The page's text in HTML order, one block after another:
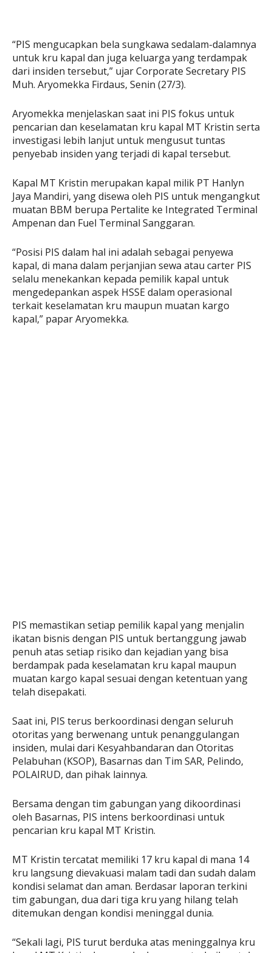
“PIS mengucapkan bela sungkawa sedalam-dalamnya
untuk kru kapal dan juga keluarga yang terdampak
dari insiden tersebut,” ujar Corporate Secretary PIS
Muh. Aryomekka Firdaus, Senin (27/3).
Aryomekka menjelaskan saat ini PIS fokus untuk
pencarian dan keselamatan kru kapal MT Kristin serta
investigasi lebih lanjut untuk mengusut tuntas
penyebab insiden yang terjadi di kapal tersebut.
Kapal MT Kristin merupakan kapal milik PT Hanlyn
Jaya Mandiri, yang disewa oleh PIS untuk mengangkut
muatan BBM berupa Pertalite ke Integrated Terminal
Ampenan dan Fuel Terminal Sanggaran.
“Posisi PIS dalam hal ini adalah sebagai penyewa
kapal, di mana dalam perjanjian sewa atau carter PIS
selalu menekankan kepada pemilik kapal untuk
mengedepankan aspek HSSE dalam operasional
terkait keselamatan kru maupun muatan kargo
kapal,” papar Aryomekka.
PIS memastikan setiap pemilik kapal yang menjalin
ikatan bisnis dengan PIS untuk bertanggung jawab
penuh atas setiap risiko dan kejadian yang bisa
berdampak pada keselamatan kru kapal maupun
muatan kargo kapal sesuai dengan ketentuan yang
telah disepakati.
Saat ini, PIS terus berkoordinasi dengan seluruh
otoritas yang berwenang untuk penanggulangan
insiden, mulai dari Kesyahbandaran dan Otoritas
Pelabuhan (KSOP), Basarnas dan Tim SAR, Pelindo,
POLAIRUD, dan pihak lainnya.
Bersama dengan tim gabungan yang dikoordinasi
oleh Basarnas, PIS intens berkoordinasi untuk
pencarian kru kapal MT Kristin.
MT Kristin tercatat memiliki 17 kru kapal di mana 14
kru langsung dievakuasi malam tadi dan sudah dalam
kondisi selamat dan aman. Berdasar laporan terkini
tim gabungan, dua dari tiga kru yang hilang telah
ditemukan dengan kondisi meninggal dunia.
“Sekali lagi, PIS turut berduka atas meninggalnya kru